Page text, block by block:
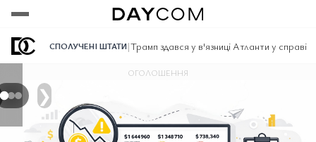
СПОЛУЧЕНІ ШТАТИ|Трамп здався у в'язниці Атланти у
❯
ОГОЛОШЕННЯ